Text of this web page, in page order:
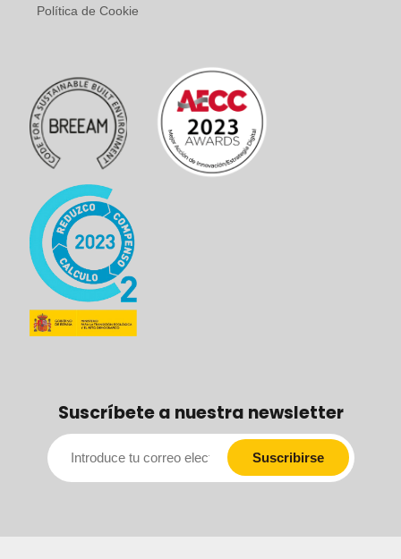
Política de Cookie
Suscríbete a nuestra newsletter